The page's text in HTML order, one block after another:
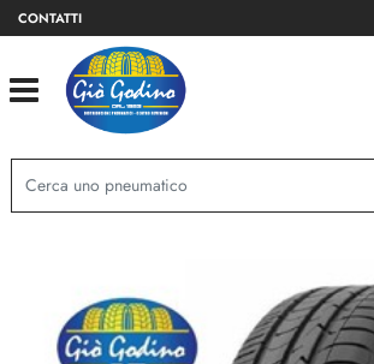
CONTATTI
Open